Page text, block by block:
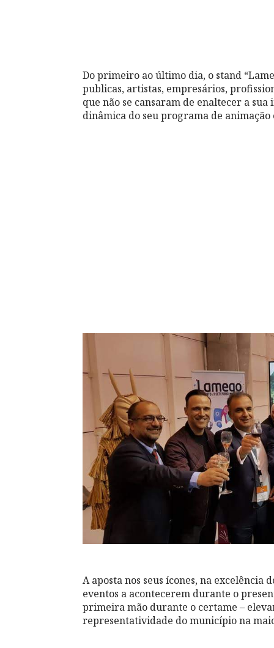
Do primeiro ao último dia, o stand
publicas, artistas, empresários,
que não se cansaram de enaltecer a
dinâmica do seu programa de animação
A aposta nos seus ícones, na excelência
eventos a acontecerem durante o
primeira mão durante o certame –
representatividade do município na